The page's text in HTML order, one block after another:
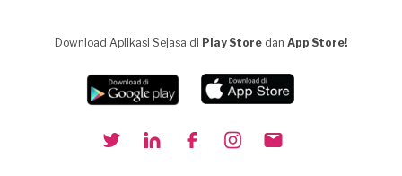
Download Aplikasi Sejasa di Play Store dan App Store!